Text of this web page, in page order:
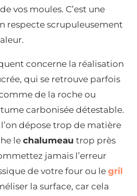
vos moules. C’est une
respecte scrupuleusement
concerne la réalisation
qui se retrouve parfois
de la roche ou
carbonisée détestable.
dépose trop de matière
le chalumeau trop près
jamais l’erreur
de votre four ou le gril
la surface, car cela